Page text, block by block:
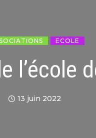
ECOLE
l’école
13 juin 2022